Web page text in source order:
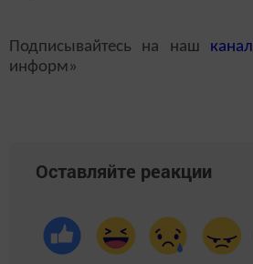
Подписывайтесь на наш канал
информ»
Оставляйте реакции